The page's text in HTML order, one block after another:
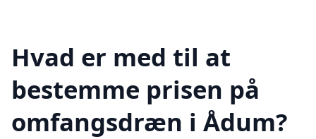
Hvad er med til at
bestemme prisen på
omfangsdræn i Ådum?